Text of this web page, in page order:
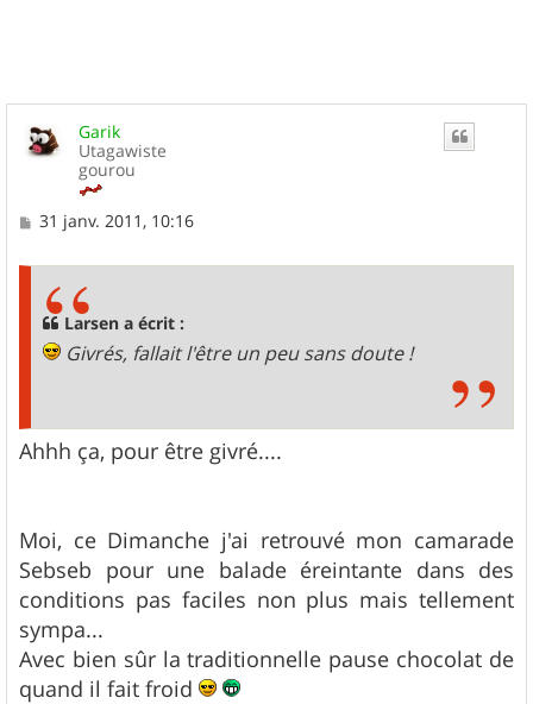
Garik
Utagawiste
gourou
M
31 janv. 2011, 10:16
Larsen a écrit :
Givrés, fallait l'être un peu sans doute !
Ahhh ça, pour être givré....
Moi, ce Dimanche j'ai retrouvé mon camarade
Sebseb pour une balade éreintante dans des
conditions pas faciles non plus mais tellement
sympa...
Avec bien sûr la traditionnelle pause chocolat de
quand il fait froid